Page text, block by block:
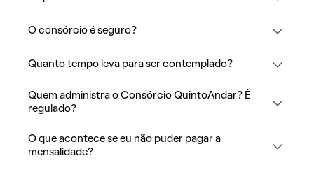
O consórcio é seguro?
Quanto tempo leva para ser contemplado?
Quem administra o Consórcio QuintoAndar? É
regulado?
O que acontece se eu não puder pagar a
mensalidade?